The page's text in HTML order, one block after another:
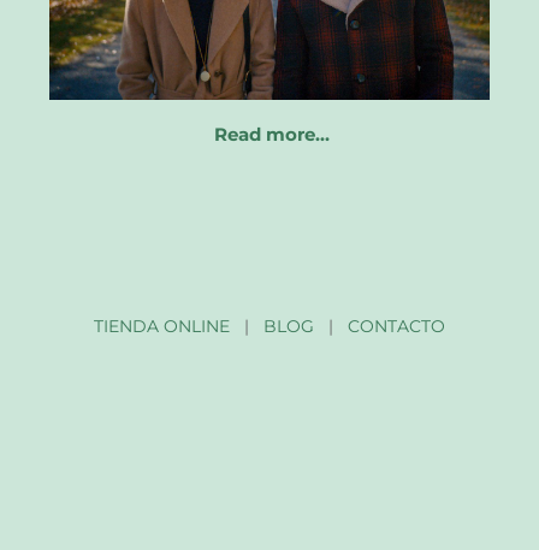
Read more…
TIENDA ONLINE| BLOG | CONTACTO